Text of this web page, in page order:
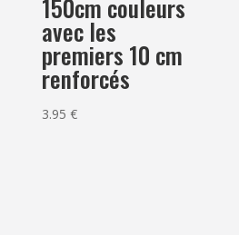
150cm couleurs
avec les
premiers 10 cm
renforcés
3.95€